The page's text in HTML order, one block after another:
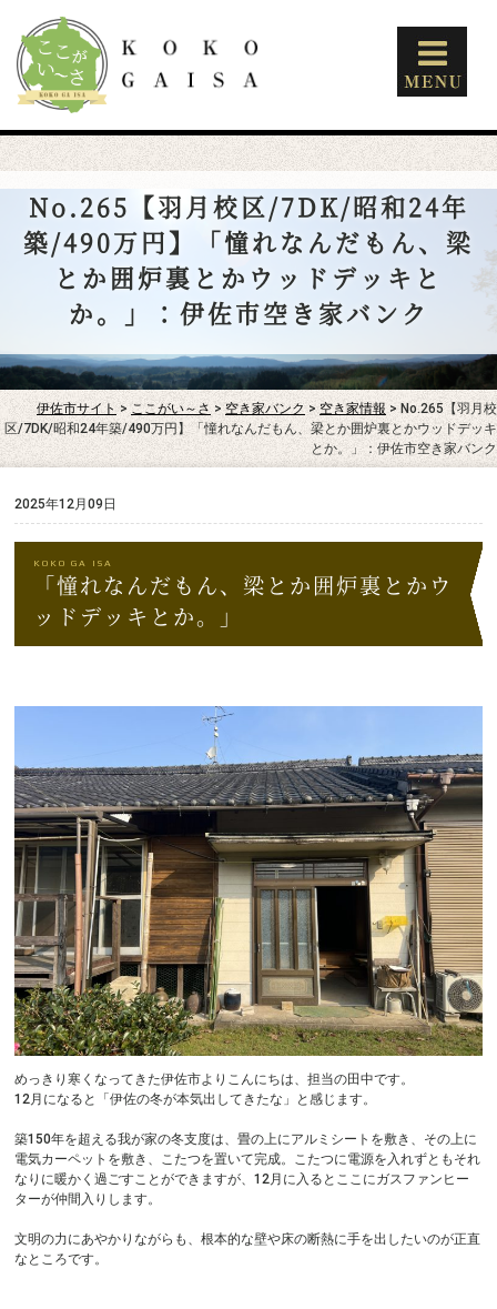
No.265【羽月校区/7DK/昭和24年
築/490万円】「憧れなんだもん、梁
とか囲炉裏とかウッドデッキと
か。」：伊佐市空き家バンク
伊佐市サイト >ここがい～さ >空き家バンク >空き家情報 > No.265【羽月校
区/7DK/昭和24年築/490万円】「憧れなんだもん、梁とか囲炉裏とかウッドデッキ
とか。」：伊佐市空き家バンク
2025年12月09日
「憧れなんだもん、梁とか囲炉裏とかウ
ッドデッキとか。」
めっきり寒くなってきた伊佐市よりこんにちは、担当の田中です。
12月になると「伊佐の冬が本気出してきたな」と感じます。
築150年を超える我が家の冬支度は、畳の上にアルミシートを敷き、その上に
電気カーペットを敷き、こたつを置いて完成。こたつに電源を入れずともそれ
なりに暖かく過ごすことができますが、12月に入るとここにガスファンヒー
ターが仲間入りします。
文明の力にあやかりながらも、根本的な壁や床の断熱に手を出したいのが正直
なところです。